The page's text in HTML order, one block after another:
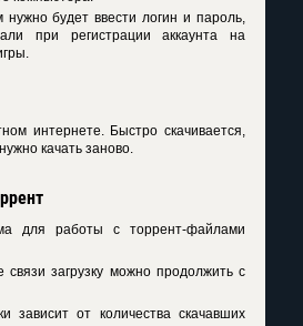
нужно будет ввести логин и пароль,
при регистрации аккаунта на
интернете. Быстро скачивается,
качать заново.
для работы с торрент-файлами
загрузку можно продолжить с
зависит от количества скачавших